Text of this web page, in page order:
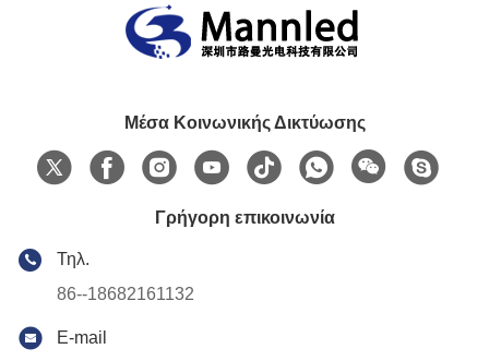
Μέσα Κοινωνικής Δικτύωσης
Γρήγορη επικοινωνία
Τηλ.
86--18682161132
E-mail